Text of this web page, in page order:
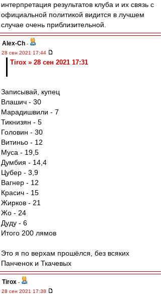
интерпретация результатов клуба и их связь с
официальной политикой видится в лучшем
случае очень приблизительной.
Alex-Ch -
28 сен 2021 17:44
Tirox » 28 сен 2021 17:31
Записывай, купец
Влашич - 30
Марадишвили - 7
Тикнизян - 5
Головин - 30
Витиньо - 12
Муса - 19,5
Думбия - 14,4
Цубер - 3,9
Вагнер - 12
Красич - 15
Жирков - 21
Жо - 24
Дуду - 6
Итого 200 лямов
Это я по верхам прошёлся, без всяких
Панченок и Ткачевых
Tirox -
28 сен 2021 17:38